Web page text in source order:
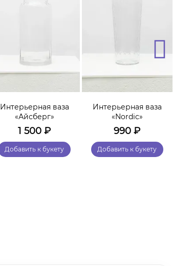
Интерьерная ваза
«Айсберг»
1 500 ₽
Добавить к букету
Интерьерная ваза
«Nordic»
990 ₽
Добавить к букету